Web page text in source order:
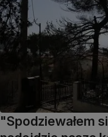
"Spodziewałem